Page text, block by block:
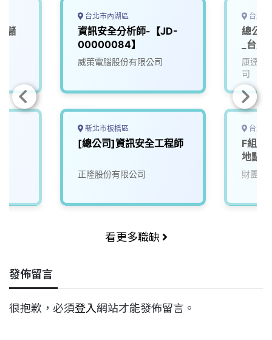
儲
台北市內湖區
資訊安全分析師-【JD-
00000084】
威策電腦股份有限公司
新北市板橋區
[總公司]資訊安全工程師
正隆股份有限公司
台北
總公
_台北
康達盛
司
台北
F組-
地點
財團法
看更多職缺
發佈留言
很抱歉，必須登入網站才能發佈留言。